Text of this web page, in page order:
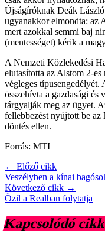
Újságíróknak Deák
ugyanakkor elmondta: az
mert azokkal semmi baj
(mentességet) kérik a
A Nemzeti Közlekedési
elutasította az Alstom 2-
végleges típusengedélyét.
összehívta a gazdasági és
tárgyalják meg az ügyet.
fellebbezést nyújtott be
döntés ellen.
Forrás: MTI
← Előző cikk
Veszélyben a kínai
Következő cikk →
Özil a Realban folytatja
Kapcsolódó